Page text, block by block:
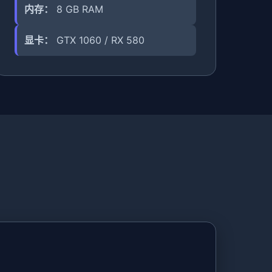
内存： 8 GB RAM
显卡： GTX 1060 / RX 580